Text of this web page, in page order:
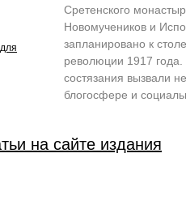
Сретенского
Новомучеников и
запланировано к
революции 1917 года.
состязания вызвали
блогосфере и
на сайте издания